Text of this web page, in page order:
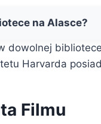
na Alasce?
dowolnej
Harvarda
Filmu